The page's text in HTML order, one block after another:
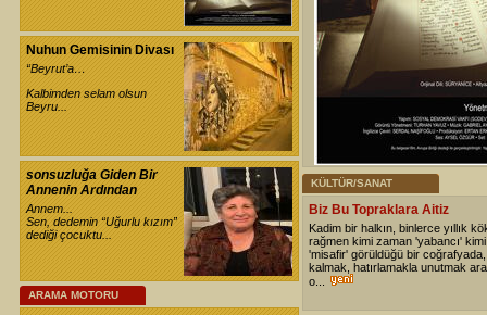
Nuhun Gemisinin Divası
“Beyrut’a…
Kalbimden selam olsun
Beyru...
sonsuzluğa Giden Bir
Annenin Ardından
Annem...
Sen, dedemin “Uğurlu kızım”
dediği çocuktu...
ARAMA MOTORU
KÜLTÜR/SANAT
Biz Bu Topraklara Aitiz
Kadim bir halkın, binlerce yıllık
rağmen kimi zaman 'yabancı'
'misafir' görüldüğü bir
kalmak, hatırlamakla unutmak
o...